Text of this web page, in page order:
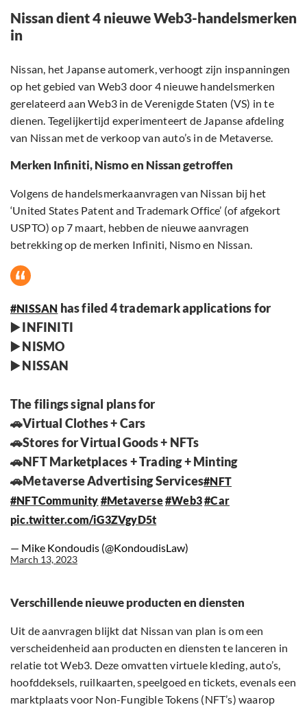
Nissan dient 4 nieuwe Web3-handelsmerken
in
Nissan, het Japanse automerk, verhoogt zijn inspanningen
op het gebied van Web3 door 4 nieuwe handelsmerken
gerelateerd aan Web3 in de Verenigde Staten (VS) in te
dienen. Tegelijkertijd experimenteert de Japanse afdeling
van Nissan met de verkoop van auto’s in de Metaverse.
Merken Infiniti, Nismo en Nissan getroffen
Volgens de handelsmerkaanvragen van Nissan bij het
‘United States Patent and Trademark Office’ (of afgekort
USPTO) op 7 maart, hebben de nieuwe aanvragen
betrekking op de merken Infiniti, Nismo en Nissan.
#NISSAN has filed 4 trademark applications for
▶️ INFINITI
▶️ NISMO
▶️ NISSAN
The filings signal plans for
🚗Virtual Clothes + Cars
🚗Stores for Virtual Goods + NFTs
🚗NFT Marketplaces + Trading + Minting
🚗Metaverse Advertising Services#NFT
#NFTCommunity #Metaverse#Web3#Car
pic.twitter.com/iG3ZVgyD5t
— Mike Kondoudis (@KondoudisLaw)
March 13, 2023
Verschillende nieuwe producten en diensten
Uit de aanvragen blijkt dat Nissan van plan is om een
verscheidenheid aan producten en diensten te lanceren in
relatie tot Web3. Deze omvatten virtuele kleding, auto’s,
hoofddeksels, ruilkaarten, speelgoed en tickets, evenals een
marktplaats voor Non-Fungible Tokens (NFT’s) waarop